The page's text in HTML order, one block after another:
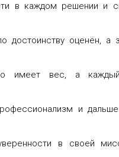
в каждом решении и
достоинству оценён, а
имеет вес, а
и
в своей